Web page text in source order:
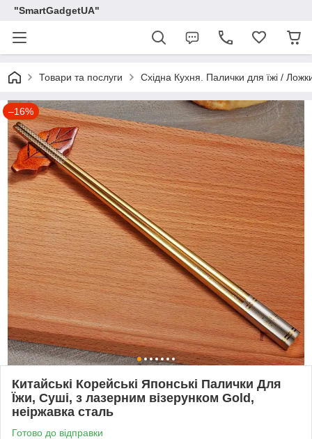
"SmartGadgetUA"
Товари та послуги Східна Кухня. Палички для їжі /
–16%
Китайські Корейські Японські Палички Для
Їжи, Суші, з лазерним візерунком Gold,
неіржавка сталь
Готово до відправки